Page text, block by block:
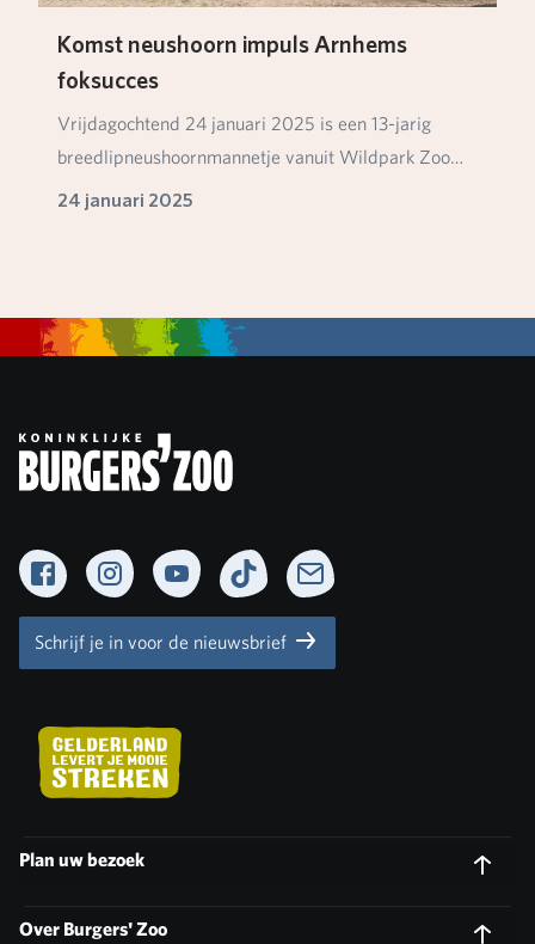
Komst neushoorn impuls Arnhems
foksucces
Vrijdagochtend 24 januari 2025 is een 13-jarig
breedlipneushoornmannetje vanuit Wildpark Zoo
Santo I…
24 januari 2025
FacebookInstagramYouTubeTikTok Newsletter
Schrijf je in voor de nieuwsbrief
Plan uw bezoek
Over Burgers' Zoo